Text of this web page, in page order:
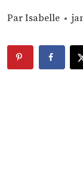
Par Isabelle